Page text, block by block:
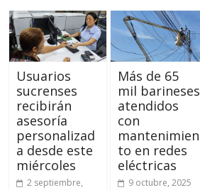
Usuarios
sucrenses
recibirán
asesoría
personalizad
a desde este
miércoles
2 septiembre,
Más de 65
mil barineses
atendidos
con
mantenimien
to en redes
eléctricas
9 octubre, 2025